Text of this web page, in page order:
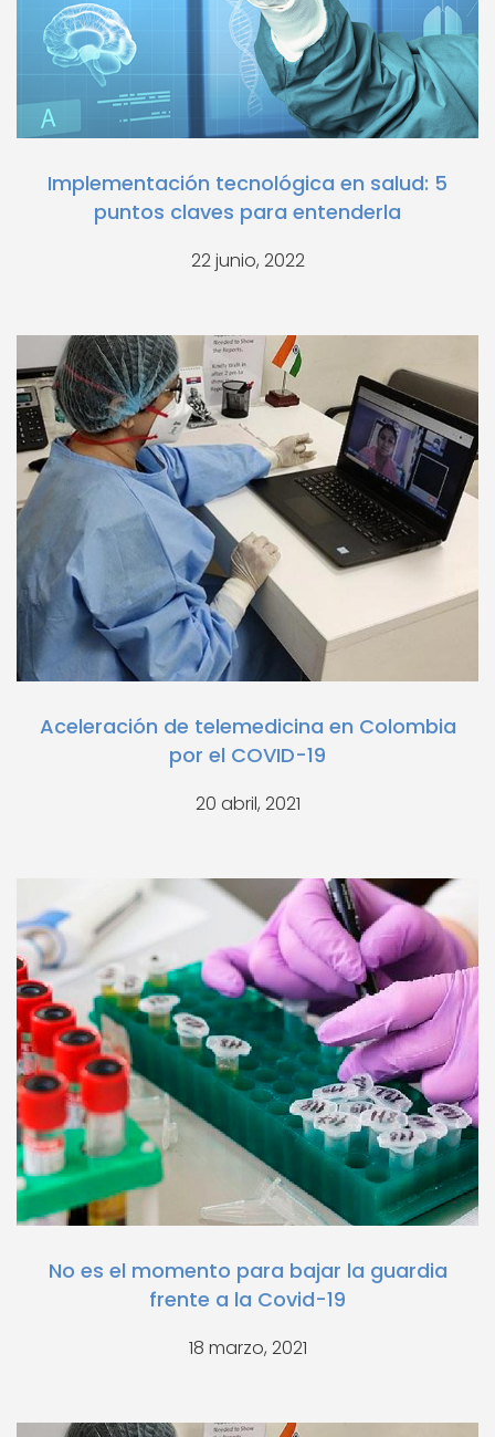
Implementación tecnológica en salud: 5
puntos claves para entenderla
22 junio, 2022
Aceleración de telemedicina en Colombia
por el COVID-19
20 abril, 2021
No es el momento para bajar la guardia
frente a la Covid-19
18 marzo, 2021